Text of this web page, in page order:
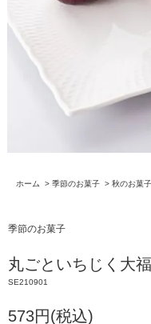
ホーム > 季節のお菓子 > 秋のお菓子
季節のお菓子
丸ごといちじく大福
SE210901
573円(税込)